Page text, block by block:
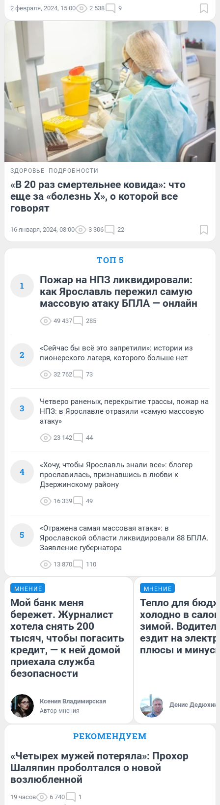
2 февраля, 2024, 15:00 2 538 9
ЗДОРОВЬЕ ПОДРОБНОСТИ
«В 20 раз смертельнее ковида»: что
еще за «болезнь X», о которой все
говорят
16 января, 2024, 08:00 3 306 22
ТОП 5
1
Пожар на НПЗ ликвидировали:
как Ярославль пережил самую
массовую атаку БПЛА — онлайн
49 437 285
2
«Сейчас бы всё это запретили»: истории из
пионерского лагеря, которого больше нет
32 762 73
3
Четверо раненых, перекрытие трассы, пожар на
НПЗ: в Ярославле отразили «самую массовую
атаку»
23 142 44
4
«Хочу, чтобы Ярославль знали все»: блогер
прославилась, признавшись в любви к
Дзержинскому району
16 339 49
5
«Отражена самая массовая атака»: в
Ярославской области ликвидировали 88 БПЛА.
Заявление губернатора
13 870 110
МНЕНИЕ
Мой банк меня
бережет. Журналист
хотела снять 200
тысяч, чтобы погасить
кредит, — к ней домой
приехала служба
безопасности
Ксения Владимирская
Автор мнения
МНЕНИЕ
Тепло для
холодно в
зимой.
ездит на
плюсы и
Денис Дедюхин
РЕКОМЕНДУЕМ
«Четырех мужей потеряла»: Прохор
Шаляпин проболтался о новой
возлюбленной
19 часов 6 740 1